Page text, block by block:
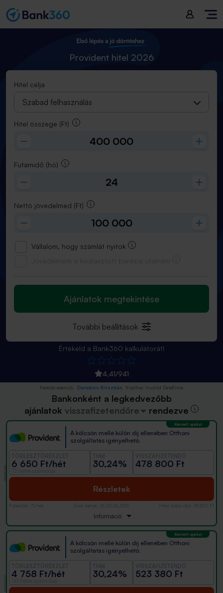
Provident hitel 2026
Hitel célja
Szabad felhasználás
Hitel összege (Ft)
Futamidő (hó)
Nettó jövedelmed (Ft)
Vállalom, hogy számlát nyitok
További beállítások
Ajánlatok megtekintése
Értékeld a Bank360 kalkulátorát!
4,41/941
Hitel összege(Ft):400 000
Bankonként a legkedvezőbb
ajánlatok visszafizetendőre rendezve
Felelős elemző: Darabos Krisztián , frissítve: Invalid DateTime
PROMÓCIÓ
A kölcsön mellé külön díj ellenében Otthoni
szolgáltatás igényelhető.
6 650 Ft/hét 30,24% 478 800 Ft
Részletek
Futamidő : 72 hét Éves kamat: 26,53-26,53% Hitel teljes díja : 78 800 Ft
Információ
PROMÓCIÓ
A kölcsön mellé külön díj ellenében Otthoni
szolgáltatás igényelhető.
4 758 Ft/hét 30,24% 523 380 Ft